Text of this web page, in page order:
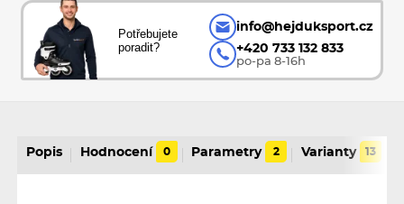
Potřebujete
poradit?
info@hejduksport.cz
+420 733 132 833
po-pa 8-16h
Popis Hodnocení 0 Parametry 2 Varianty 13